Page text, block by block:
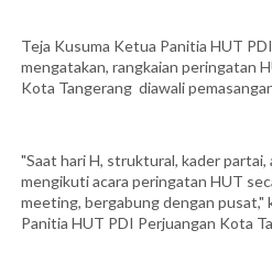
Teja Kusuma Ketua Panitia HUT
mengatakan, rangkaian peringatan
Kota Tangerang diawali
"Saat hari H, struktural, kader
mengikuti acara peringatan HUT
meeting, bergabung dengan
Panitia HUT PDI Perjuangan Kota